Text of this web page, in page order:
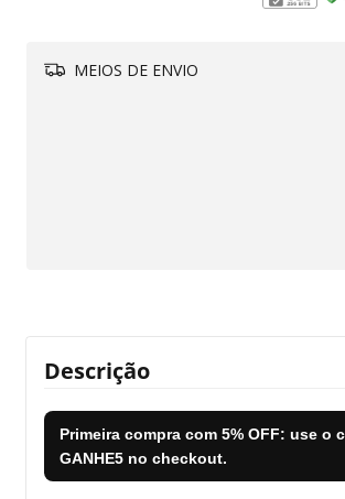
MEIOS DE ENVIO
Descrição
Primeira compra com 5% OFF: use o
GANHE5 no checkout.